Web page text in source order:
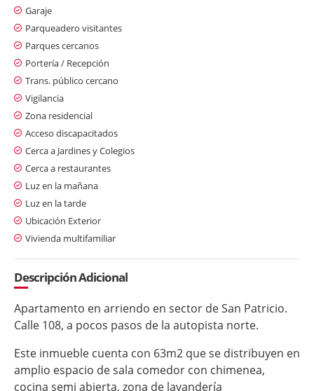
Garaje
Parqueadero visitantes
Parques cercanos
Portería / Recepción
Trans. público cercano
Vigilancia
Zona residencial
Acceso discapacitados
Cerca a Jardines y Colegios
Cerca a restaurantes
Luz en la mañana
Luz en la tarde
Ubicación Exterior
Vivienda multifamiliar
Descripción Adicional
Apartamento en arriendo en sector de San Patricio.
Calle 108, a pocos pasos de la autopista norte.
Este inmueble cuenta con 63m2 que se distribuyen en
amplio espacio de sala comedor con chimenea,
cocina semi abierta, zona de lavandería